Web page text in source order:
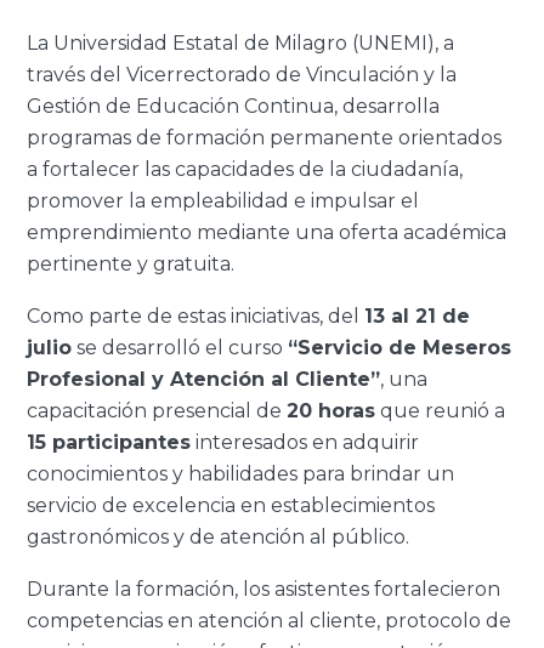
La Universidad Estatal de Milagro (UNEMI), a
través del Vicerrectorado de Vinculación y la
Gestión de Educación Continua, desarrolla
programas de formación permanente orientados
a fortalecer las capacidades de la ciudadanía,
promover la empleabilidad e impulsar el
emprendimiento mediante una oferta académica
pertinente y gratuita.
Como parte de estas iniciativas, del 13 al 21 de
julio se desarrolló el curso “Servicio de Meseros
Profesional y Atención al Cliente”, una
capacitación presencial de20 horas que reunió a
15 participantes interesados en adquirir
conocimientos y habilidades para brindar un
servicio de excelencia en establecimientos
gastronómicos y de atención al público.
Durante la formación, los asistentes fortalecieron
competencias en atención al cliente, protocolo de